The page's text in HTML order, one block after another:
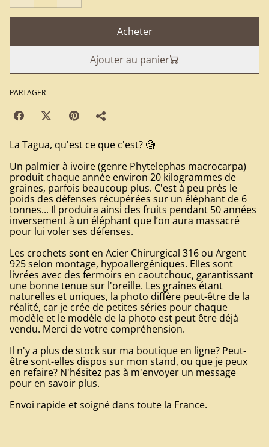
Acheter
Ajouter au panier
PARTAGER
La Tagua, qu'est ce que c'est? 🧐
Un palmier à ivoire (genre Phytelephas macrocarpa)
produit chaque année environ 20 kilogrammes de
graines, parfois beaucoup plus. C'est à peu près le
poids des défenses récupérées sur un éléphant de 6
tonnes... Il produira ainsi des fruits pendant 50 années
inversement à un éléphant que l’on aura massacré
pour lui voler ses défenses.
Les crochets sont en Acier Chirurgical 316 ou Argent
925 selon montage, hypoallergéniques. Elles sont
livrées avec des fermoirs en caoutchouc, garantissant
une bonne tenue sur l'oreille. Les graines étant
naturelles et uniques, la photo diffère peut-être de la
réalité, car je crée de petites séries pour chaque
modèle et le modèle de la photo est peut être déjà
vendu. Merci de votre compréhension.
Il n'y a plus de stock sur ma boutique en ligne? Peut-
être sont-elles dispos sur mon stand, ou que je peux
en refaire? N'hésitez pas à m'envoyer un message
pour en savoir plus.
Envoi rapide et soigné dans toute la France.